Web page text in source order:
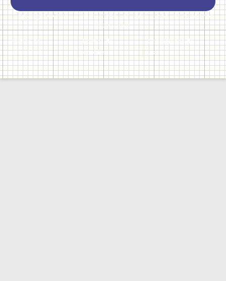
Copyright © 2026 Direct Home Service | Todos los derechos
reservados
Política de
privacidad
Política de
cookies
Condiciones de
uso